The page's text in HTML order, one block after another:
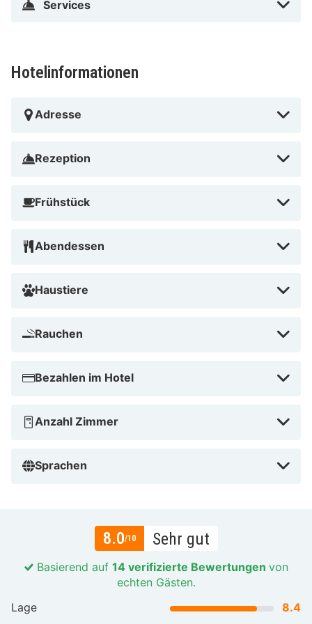
Services
Hotelinformationen
Adresse
Rezeption
Frühstück
Abendessen
Haustiere
Rauchen
Bezahlen im Hotel
Anzahl Zimmer
Sprachen
8.0/10 Sehr gut
Basierend auf 14 verifizierte Bewertungen von
echten Gästen.
Lage
8.4